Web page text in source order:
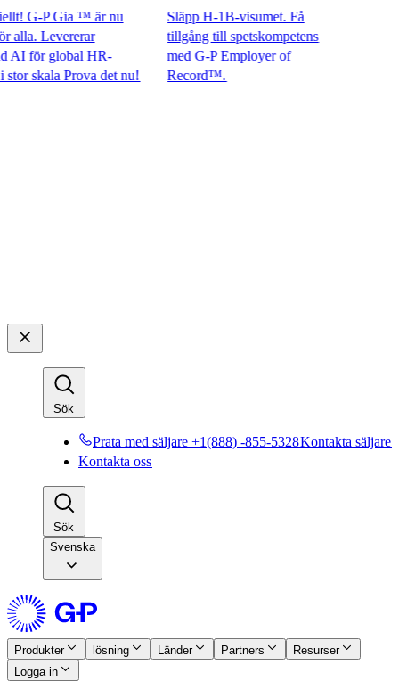
P Gia ™ är nu
Levererar
för global HR-
skala Prova det nu!​​
Släpp H-1B-visumet. Få
tillgång till spetskompetens
med G-P Employer of
Record™.​​
Sök​​
Prata med säljare +1(888) -855-5328​​Kontakta säljare​​
Kontakta oss​​
Sök​​
Svenska
Produkter​​ lösning​​ Länder​​ Partners​​
Resurser​​
Logga in​​